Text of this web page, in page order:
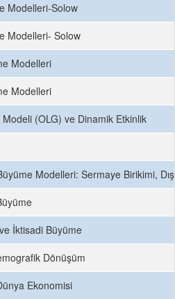
Modelleri-Solow
Modelleri- Solow
Modelleri
Modelleri
(OLG) ve Dinamik Etkinlik
Modelleri: Sermaye Birikimi,
İktisadi Büyüme
Dönüşüm
Ekonomisi